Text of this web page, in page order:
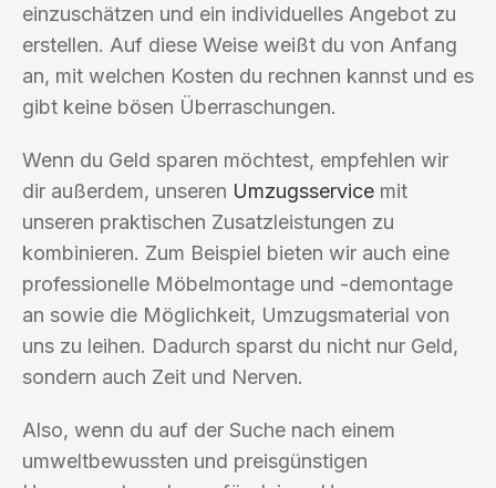
einzuschätzen und ein individuelles Angebot zu
erstellen. Auf diese Weise weißt du von Anfang
an, mit welchen Kosten du rechnen kannst und es
gibt keine bösen Überraschungen.
Wenn du Geld sparen möchtest, empfehlen wir
dir außerdem, unseren Umzugsservice mit
unseren praktischen Zusatzleistungen zu
kombinieren. Zum Beispiel bieten wir auch eine
professionelle Möbelmontage und -demontage
an sowie die Möglichkeit, Umzugsmaterial von
uns zu leihen. Dadurch sparst du nicht nur Geld,
sondern auch Zeit und Nerven.
Also, wenn du auf der Suche nach einem
umweltbewussten und preisgünstigen